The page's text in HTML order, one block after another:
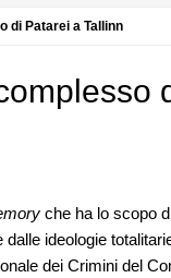
di Patarei a Tallinn
che ha lo scopo
ideologie
dei Crimini del
07
Un